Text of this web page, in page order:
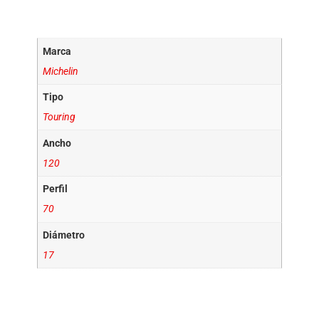
Marca
Michelin
Tipo
Touring
Ancho
120
Perfil
70
Diámetro
17